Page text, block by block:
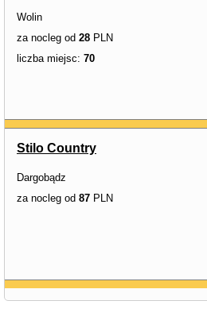
Wolin
za nocleg od 28 PLN
liczba miejsc: 70
Stilo Country
Dargobądz
za nocleg od 87 PLN